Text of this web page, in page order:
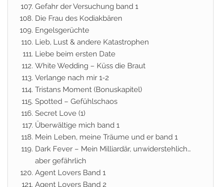
Gefahr der Versuchung band 1
Die Frau des Kodiakbären
Engelsgerüchte
Lieb, Lust & andere Katastrophen
Liebe beim ersten Date
White Wedding – Küss die Braut
Verlange nach mir 1-2
Tristans Moment (Bonuskapitel)
Spotted – Gefühlschaos
Secret Love (1)
Überwältige mich band 1
Mein Leben, meine Träume und er band 1
Dark Fever – Mein Milliardär, unwiderstehlich…
aber gefährlich
Agent Lovers Band 1
Agent Lovers Band 2